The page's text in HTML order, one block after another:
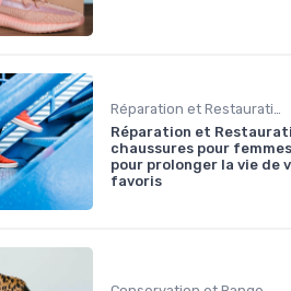
Réparation et
chaussures pour
pour prolonger la vie de
favoris